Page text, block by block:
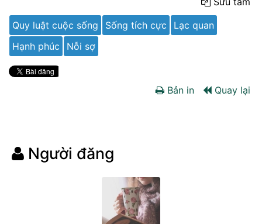
Quy luật cuộc sống
Sống tích cực
Lạc quan
Hạnh phúc
Nỗi sợ
Bản in Quay lại
Người đăng